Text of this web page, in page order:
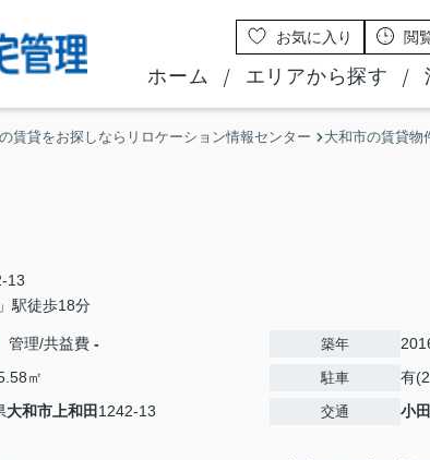
お気に入り 閲
ホーム エリアから探す
賃貸をお探しならリロケーション情報センター 大和市の賃貸物
13
駅徒歩18分
管理/共益費 -
㎡
大和市 上和田 1242-13
築年
駐車 有
交通 小